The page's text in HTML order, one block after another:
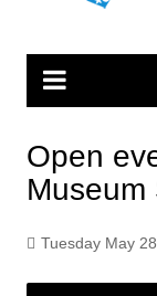
Open
Museum
Tuesday May